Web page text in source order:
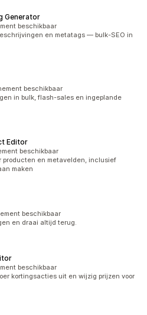
Generator
beschikbaar
en metatags — bulk-SEO in
beschikbaar
in bulk, flash-sales en ingeplande
Editor
beschikbaar
producten en metavelden, inclusief
maken
beschikbaar
en draai altijd terug.
beschikbaar
kortingsacties uit en wijzig prijzen voor